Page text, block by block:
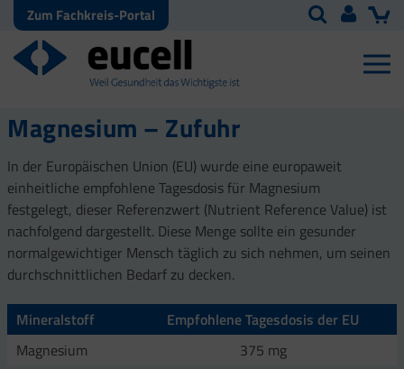
Zum Fachkreis-Portal
Magnesium – Zufuhr
In der Europäischen Union (EU) wurde eine europaweit
einheitliche empfohlene Tagesdosis für Magnesium
festgelegt, dieser Referenzwert (Nutrient Reference Value) ist
nachfolgend dargestellt. Diese Menge sollte ein gesunder
normalgewichtiger Mensch täglich zu sich nehmen, um seinen
durchschnittlichen Bedarf zu decken.
Mineralstoff
Empfohlene Tagesdosis der EU
Magnesium
375 mg